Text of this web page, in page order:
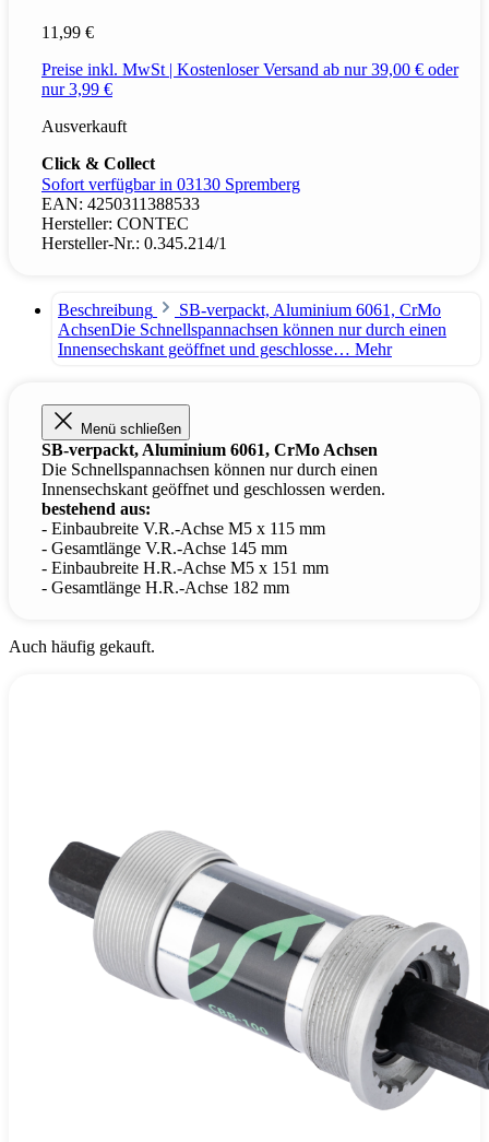
11,99 €
Preise inkl. MwSt | Kostenloser Versand ab nur 39,00 € oder
nur 3,99 €
Ausverkauft
Click & Collect
Sofort verfügbar in 03130 Spremberg
EAN: 4250311388533
Hersteller: CONTEC
Hersteller-Nr.: 0.345.214/1
Beschreibung
SB-verpackt, Aluminium 6061, CrMo
AchsenDie Schnellspannachsen können nur durch einen
Innensechskant geöffnet und geschlosse… Mehr
Menü schließen
SB-verpackt, Aluminium 6061, CrMo Achsen
Die Schnellspannachsen können nur durch einen
Innensechskant geöffnet und geschlossen werden.
bestehend aus:
- Einbaubreite V.R.-Achse M5 x 115 mm
- Gesamtlänge V.R.-Achse 145 mm
- Einbaubreite H.R.-Achse M5 x 151 mm
- Gesamtlänge H.R.-Achse 182 mm
Auch häufig gekauft.